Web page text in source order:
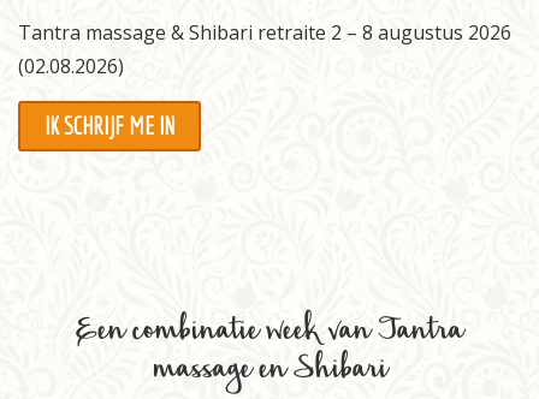
Informatie
Inschrijven
Tantra massage & Shibari retraite 2 – 8 augustus 2026
(02.08.2026)
IK SCHRIJF ME IN
Een combinatie week van Tantra
massage en Shibari